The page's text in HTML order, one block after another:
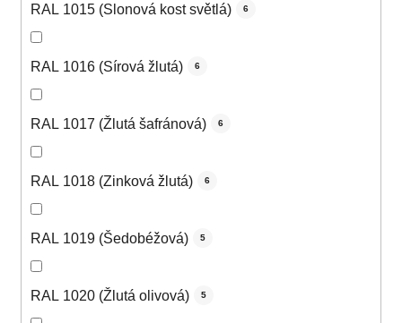
RAL 1015 (Slonová kost světlá) 6
RAL 1016 (Sírová žlutá) 6
RAL 1017 (Žlutá šafránová) 6
RAL 1018 (Zinková žlutá) 6
RAL 1019 (Šedobéžová) 5
RAL 1020 (Žlutá olivová) 5